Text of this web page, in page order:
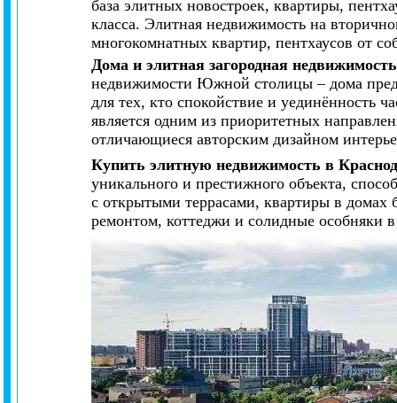
база элитных новостроек, квартиры,
класса. Элитная недвижимость на
многокомнатных квартир, пентхаусов от
Дома и элитная загородная
недвижимости Южной столицы – дома
для тех, кто спокойствие и уединённость
является одним из приоритетных
отличающиеся авторским дизайном
Купить элитную недвижимость в
уникального и престижного объекта,
с открытыми террасами, квартиры в домах
ремонтом, коттеджи и солидные особняки